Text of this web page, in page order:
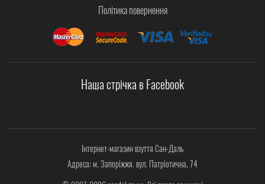
Політика повернення
Наша стрічка в Facebook
Інтернет-магазин взуття Сан-Даль
Адреса: м. Запоріжжя. вул. Патріотична, 74